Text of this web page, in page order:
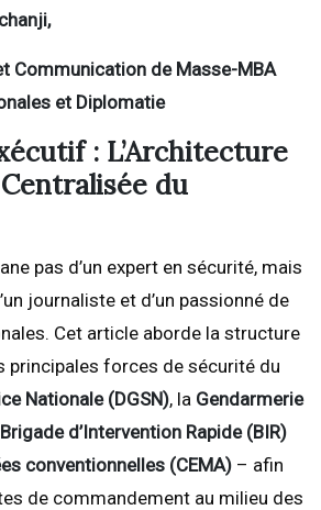
Communication de Masse-MBA
et Diplomatie
: L’Architecture
du
pas d’un expert en sécurité, mais
journaliste et d’un passionné de
Cet article aborde la structure
principales forces de sécurité du
Nationale (DGSN), la Gendarmerie
Brigade d’Intervention Rapide (BIR)
conventionnelles (CEMA) – afin
de commandement au milieu des